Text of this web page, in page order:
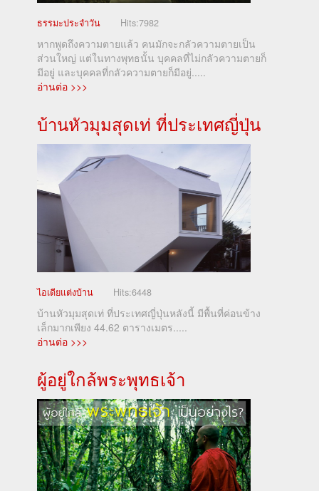
ธรรมะประจำวัน Hits:7982
หากพูดถึงความตายแล้ว คนมักจะกลัวความตายเป็น
ส่วนใหญ่ แต่ในทางพุทธนั้น บุคคลที่ไม่กลัวความตายก็
มีอยู่ และบุคคลที่กลัวความตายก็มีอยู่.....
อ่านต่อ >>>
บ้านหัวมุมสุดเท่ ที่ประเทศญี่ปุ่น
ไอเดียแต่งบ้าน Hits:6448
บ้านหัวมุมสุดเท่ ที่ประเทศญี่ปุ่นหลังนี้ มีพื้นที่ค่อนข้าง
เล็กมากเพียง 44.62 ตารางเมตร.....
อ่านต่อ >>>
ผู้อยู่ใกล้พระพุทธเจ้า